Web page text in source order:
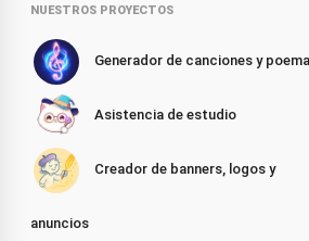
NUESTROS PROYECTOS
Generador de canciones y
Asistencia de estudio
Creador de banners, logos y
anuncios